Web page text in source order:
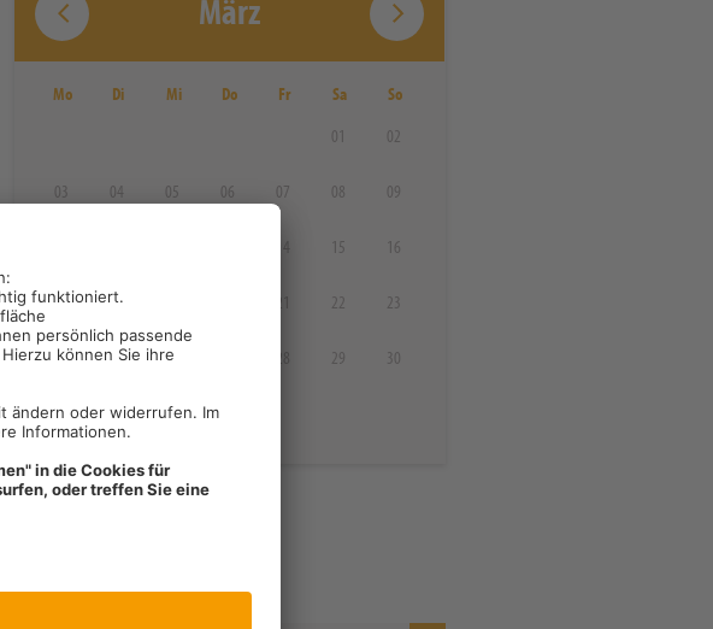
März
Mo Di Mi Do Fr Sa So
01 02
03 04 05 06 07 08 09
14 15 16
17 18 22 23
24 25 26 29 30
31